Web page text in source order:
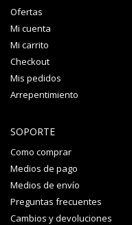
Ofertas
Mi cuenta
Mi carrito
Checkout
Mis pedidos
Arrepentimiento
SOPORTE
Como comprar
Medios de pago
Medios de envío
Preguntas frecuentes
Cambios y devoluciones